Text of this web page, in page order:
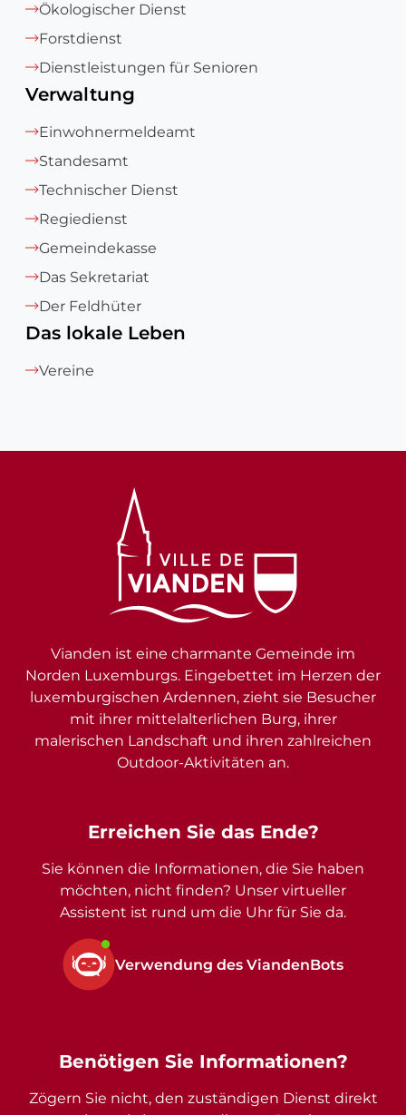
Ökologischer Dienst
Forstdienst
Dienstleistungen für Senioren
Verwaltung
Einwohnermeldeamt
Standesamt
Technischer Dienst
Regiedienst
Gemeindekasse
Das Sekretariat
Der Feldhüter
Das lokale Leben
Vereine
Erreichen Sie das Ende?
Sie können die Informationen, die Sie haben
möchten, nicht finden? Unser virtueller
Assistent ist rund um die Uhr für Sie da.
Verwendung des ViandenBots
Vianden ist eine charmante Gemeinde im
Norden Luxemburgs. Eingebettet im Herzen der
luxemburgischen Ardennen, zieht sie Besucher
mit ihrer mittelalterlichen Burg, ihrer
malerischen Landschaft und ihren zahlreichen
Outdoor-Aktivitäten an.
Benötigen Sie Informationen?
Zögern Sie nicht, den zuständigen Dienst direkt